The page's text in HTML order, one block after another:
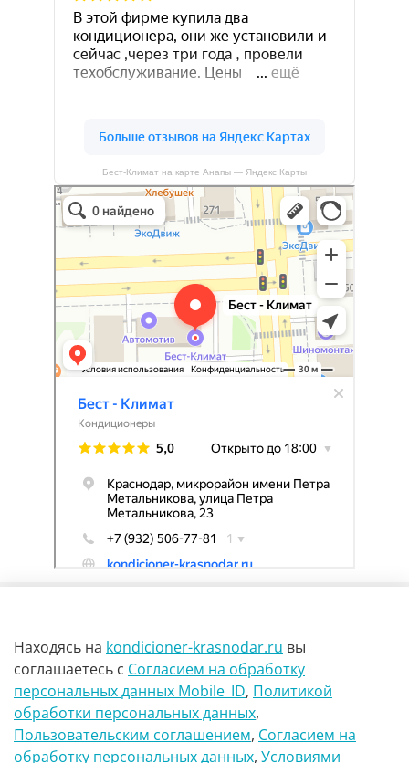
Бест-Климат на карте Анапы — Яндекс Карты
Бест-климат
Кондиционеры в Краснодаре
г Краснодар Ул Петра метальникова 23
Находясь на kondicioner-krasnodar.ru вы
соглашаетесь с Согласием на обработку
персональных данных Mobile_ID, Политикой
обработки персональных данных,
Пользовательским соглашением, Согласием на
обработку персональных данных, Условиями